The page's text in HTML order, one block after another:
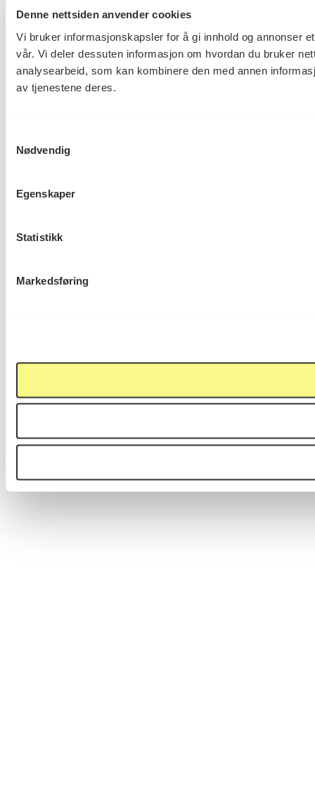
Denne nettsiden anvender cookies
Vi bruker informasjonskapsler for å gi innhold og annonser
vår. Vi deler dessuten informasjon om hvordan du bruker
analysearbeid, som kan kombinere den med annen
av tjenestene deres.
Nødvendig
Egenskaper
Statistikk
Markedsføring